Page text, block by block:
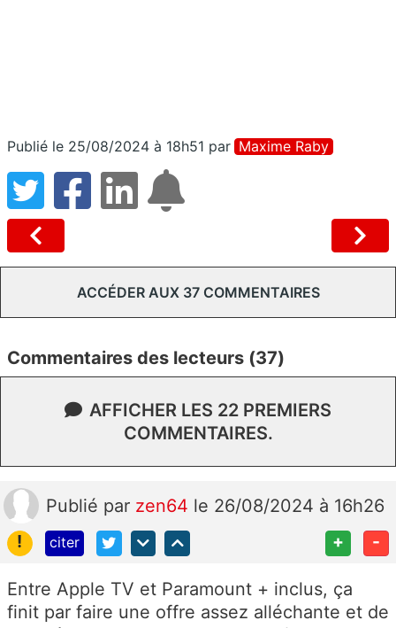
Publié le 25/08/2024 à 18h51 par Maxime Raby
ACCÉDER AUX 37 COMMENTAIRES
Commentaires des lecteurs (37)
AFFICHER LES 22 PREMIERS
COMMENTAIRES.
Publié par zen64 le 26/08/2024 à 16h26
!
citer + -
Entre Apple TV et Paramount + inclus, ça
finit par faire une offre assez alléchante et de